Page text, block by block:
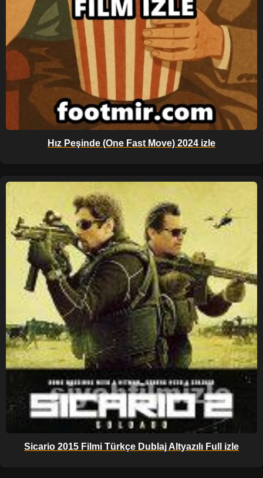
Hız Peşinde (One Fast Move) 2024 izle
Sicario 2015 Filmi Türkçe Dublaj Altyazılı Full izle